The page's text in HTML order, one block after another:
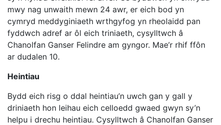
mwy nag unwaith mewn 24 awr, er eich bod yn
cymryd meddyginiaeth wrthgyfog yn rheolaidd pan
fyddwch adref ar ôl eich triniaeth, cysylltwch â
Chanolfan Ganser Felindre am gyngor. Mae’r rhif ffôn
ar dudalen 10.
Heintiau
Bydd eich risg o ddal heintiau’n uwch gan y gall y
driniaeth hon leihau eich celloedd gwaed gwyn sy’n
helpu i drechu heintiau. Cysylltwch â Chanolfan Ganser